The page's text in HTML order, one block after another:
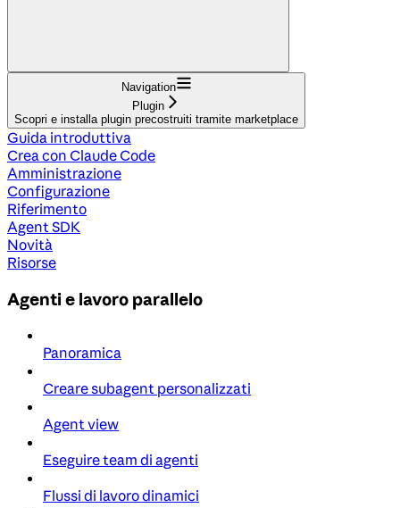
Navigation
Plugin
Scopri e installa plugin precostruiti tramite marketplace
Guida introduttiva
Crea con Claude Code
Amministrazione
Configurazione
Riferimento
Agent SDK
Novità
Risorse
Agenti e lavoro parallelo
Panoramica
Creare subagent personalizzati
Agent view
Eseguire team di agenti
Flussi di lavoro dinamici